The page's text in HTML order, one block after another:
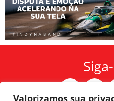
Valorizamos sua